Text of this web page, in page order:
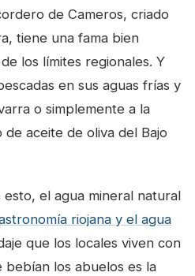
de Cameros, criado
tiene una fama bien
los límites regionales. Y
en sus aguas frías y
o simplemente a la
aceite de oliva del Bajo
el agua mineral natural
riojana y el agua
que los locales viven con
bebían los abuelos es la